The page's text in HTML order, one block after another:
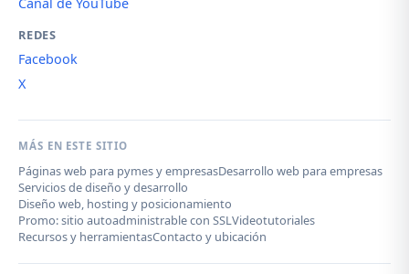
Canal de YouTube
REDES
Facebook
X
MÁS EN ESTE SITIO
Páginas web para pymes y empresasDesarrollo web para empresas
Servicios de diseño y desarrollo
Diseño web, hosting y posicionamiento
Promo: sitio autoadministrable con SSLVideotutoriales
Recursos y herramientasContacto y ubicación